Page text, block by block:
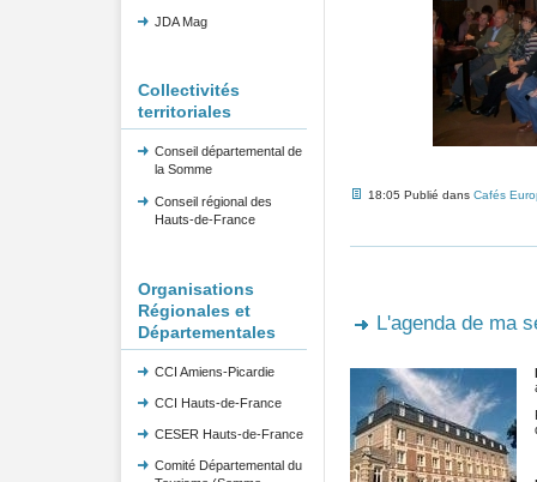
JDA Mag
Collectivités
territoriales
Conseil départemental de
la Somme
Conseil régional des
Hauts-de-France
Organisations
Régionales et
Départementales
CCI Amiens-Picardie
CCI Hauts-de-France
CESER Hauts-de-France
Comité Départemental du
18:05 Publié dans Cafés
L'agenda de ma